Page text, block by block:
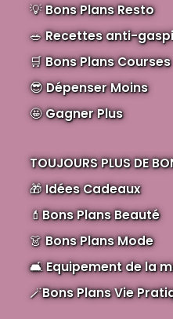
💡Bons Plans Resto
🥗Recettes anti-gaspi
🛒Bons Plans Courses
😎Dépenser Moins
🤩Gagner Plus
TOUJOURS PLUS DE
🎁Idées Cadeaux
💄Bons Plans Beauté
👗Bons Plans Mode
🛋️Equipement de la
🪄Bons Plans Vie